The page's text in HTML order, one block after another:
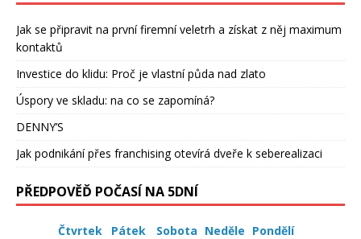
Jak se připravit na první firemní veletrh a získat z něj maximum
kontaktů
Investice do klidu: Proč je vlastní půda nad zlato
Úspory ve skladu: na co se zapomíná?
DENNY’S
Jak podnikání přes franchising otevírá dveře k seberealizaci
PŘEDPOVĚĎ POČASÍ NA 5DNÍ
Čtvrtek Pátek Sobota Neděle Pondělí